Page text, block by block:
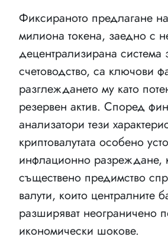
Фиксираното предлагане
милиона токена, заедно с
децентрализирана система
счетоводство, са ключови
разглеждането му като
резервен актив. Според
анализатори тези
криптовалутата особено
инфлационно разреждане,
съществено предимство
валути, които централните
разширяват неограничено
икономически шокове.